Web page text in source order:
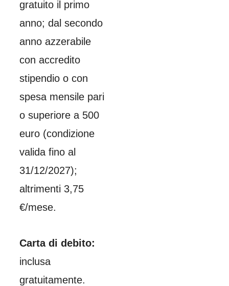
gratuito il primo
anno; dal secondo
anno azzerabile
con accredito
stipendio o con
spesa mensile pari
o superiore a 500
euro (condizione
valida fino al
31/12/2027);
altrimenti 3,75
€/mese.
Carta di debito:
inclusa
gratuitamente.